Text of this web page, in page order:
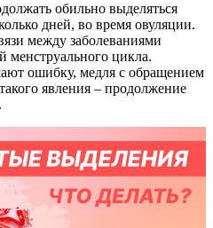
обильно выделяться
дней, во время овуляции.
между заболеваниями
менструального цикла.
ошибку, медля с обращением
явления – продолжение